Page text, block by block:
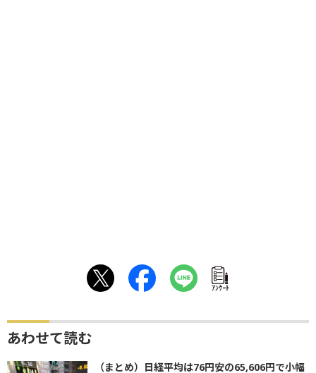
ｱﾝｹｰﾄ
あわせて読む
（まとめ）日経平均は76円安の65,606円で小幅